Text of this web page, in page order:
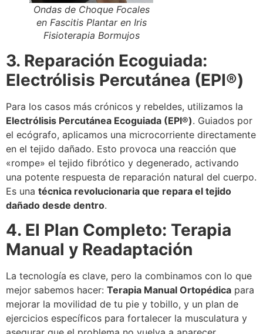
Ondas de Choque Focales
en Fascitis Plantar en Iris
Fisioterapia Bormujos
3. Reparación Ecoguiada:
Electrólisis Percutánea (EPI®)
Para los casos más crónicos y rebeldes, utilizamos la
Electrólisis Percutánea Ecoguiada (EPI®). Guiados por
el ecógrafo, aplicamos una microcorriente directamente
en el tejido dañado. Esto provoca una reacción que
«rompe» el tejido fibrótico y degenerado, activando
una potente respuesta de reparación natural del cuerpo.
Es una técnica revolucionaria que repara el tejido
dañado desde dentro.
4. El Plan Completo: Terapia
Manual y Readaptación
La tecnología es clave, pero la combinamos con lo que
mejor sabemos hacer: Terapia Manual Ortopédica para
mejorar la movilidad de tu pie y tobillo, y un plan de
ejercicios específicos para fortalecer la musculatura y